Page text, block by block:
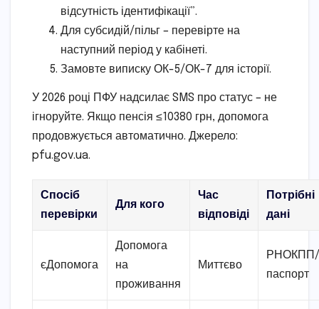
відсутність ідентифікації”.
Для субсидій/пільг – перевірте на
наступний період у кабінеті.
Замовте виписку ОК-5/ОК-7 для історії.
У 2026 році ПФУ надсилає SMS про статус – не
ігноруйте. Якщо пенсія ≤10380 грн, допомога
продовжується автоматично. Джерело:
pfu.gov.ua.
Спосіб
перевірки
Для кого
Час
відповіді
Потрібні
дані
єДопомога
Допомога
на
проживання
Миттєво
паспорт